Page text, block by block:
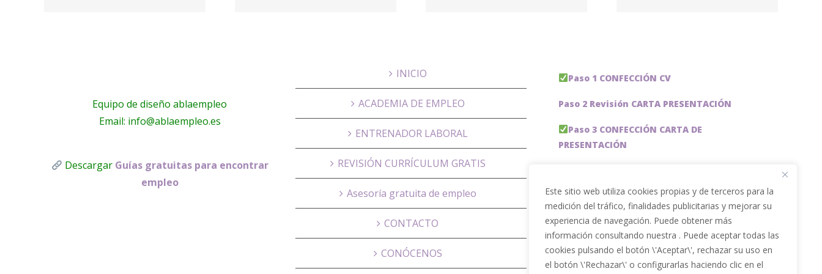
Este sitio web utiliza cookies propias y de terceros para la
medición del tráfico, finalidades publicitarias y mejorar su
experiencia de navegación. Puede obtener más
información consultando nuestra . Puede aceptar todas las
cookies pulsando el botón \'Aceptar\', rechazar su uso en
el botón \'Rechazar\' o configurarlas haciendo clic en el
Equipo de diseño ablaempleo
Email: info@ablaempleo.es
Descargar Guías gratuitas para encontrar
empleo
INICIO
ACADEMIA DE EMPLEO
ENTRENADOR LABORAL
REVISIÓN CURRÍCULUM GRATIS
Asesoría gratuita de empleo
CONTACTO
CONÓCENOS
Paso 1 CONFECCIÓN CV
Paso 2 Revisión CARTA PRESENTACIÓN
Paso 3 CONFECCIÓN CARTA DE
PRESENTACIÓN
Paso 5 OPTIMIZACIÓN PERFIL LINKEDIN
PACKS DE AHORRO
JOBAI, ASISTENTE DE IA PARA BUSCAR EMPLEO